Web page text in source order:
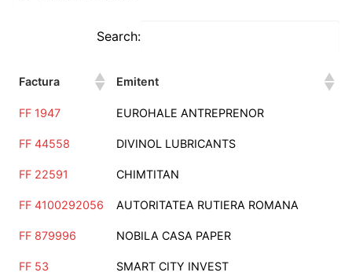
Search:
Factura Emitent
FF 1947 EUROHALE ANTREPRENOR
FF 44558 DIVINOL LUBRICANTS
FF 22591 CHIMTITAN
FF 4100292056 AUTORITATEA RUTIERA ROMANA
FF 879996 NOBILA CASA PAPER
FF 53 SMART CITY INVEST